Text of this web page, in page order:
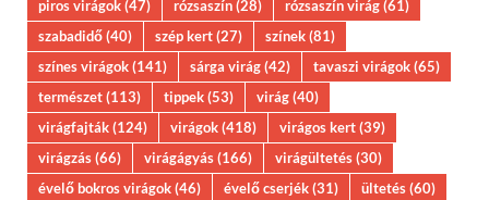
piros virágok(47) rózsaszín(28) rózsaszín virág(61)
szabadidő(40) szép kert(27) színek(81)
színes virágok(141) sárga virág(42) tavaszi virágok(65)
természet(113) tippek(53) virág(40)
virágfajták(124) virágok(418) virágos kert(39)
virágzás(66) virágágyás(166) virágültetés(30)
évelő bokros virágok(46) évelő cserjék(31) ültetés(60)